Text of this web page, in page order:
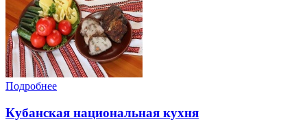
Подробнее
Кубанская национальная кухня